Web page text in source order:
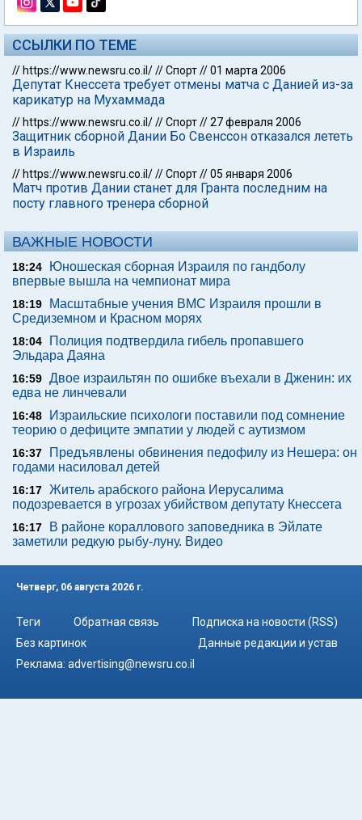
ССЫЛКИ ПО ТЕМЕ
// https://www.newsru.co.il///Спорт//01 марта 2006
Депутат Кнессета требует отмены матча с Данией из-за
карикатур на Мухаммада
// https://www.newsru.co.il///Спорт//27 февраля 2006
Защитник сборной Дании Бо Свенссон отказался лететь
в Израиль
// https://www.newsru.co.il///Спорт//05 января 2006
Матч против Дании станет для Гранта последним на
посту главного тренера сборной
ВАЖНЫЕ НОВОСТИ
18:24
Юношеская сборная Израиля по гандболу
впервые вышла на чемпионат мира
18:19
Масштабные учения ВМС Израиля прошли в
Средиземном и Красном морях
18:04
Полиция подтвердила гибель пропавшего
Эльдара Даяна
16:59 Двое израильтян по ошибке въехали в Дженин: их
едва не линчевали
16:48
Израильские психологи поставили под сомнение
теорию о дефиците эмпатии у людей с аутизмом
16:37
Предъявлены обвинения педофилу из Нешера: он
годами насиловал детей
16:17 Житель арабского района Иерусалима
подозревается в угрозах убийством депутату Кнессета
16:17
В районе кораллового заповедника в Эйлате
заметили редкую рыбу-луну. Видео
Четверг, 06 августа 2026 г.
Теги Обратная связь
Подписка на новости (RSS)
Без картинок
Данные редакции и устав
Реклама: advertising@newsru.co.il